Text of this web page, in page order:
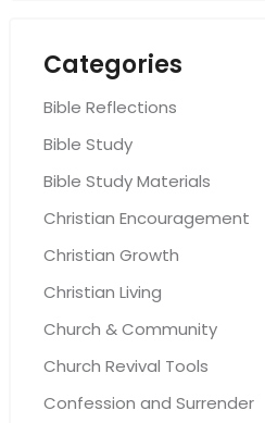
Categories
Bible Reflections
Bible Study
Bible Study Materials
Christian Encouragement
Christian Growth
Christian Living
Church & Community
Church Revival Tools
Confession and Surrender